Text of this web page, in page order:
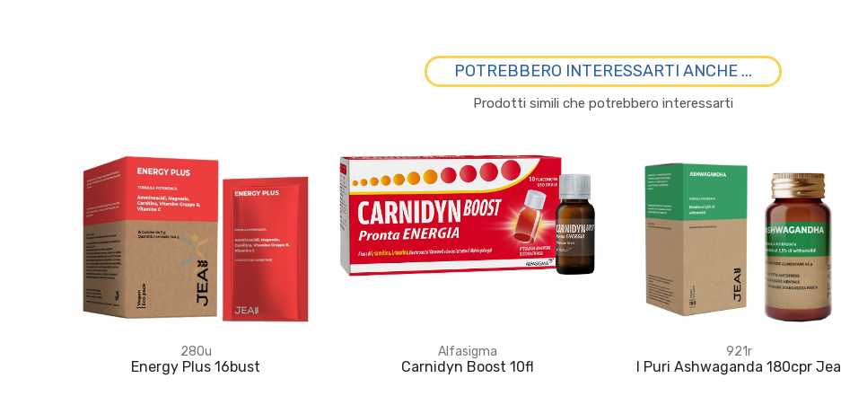
POTREBBERO INTERESSARTI ANCHE ...
Prodotti simili che potrebbero interessarti
280u
Energy Plus 16bust
Alfasigma
Carnidyn Boost 10fl
921r
I Puri Ashwaganda 180cpr Jea